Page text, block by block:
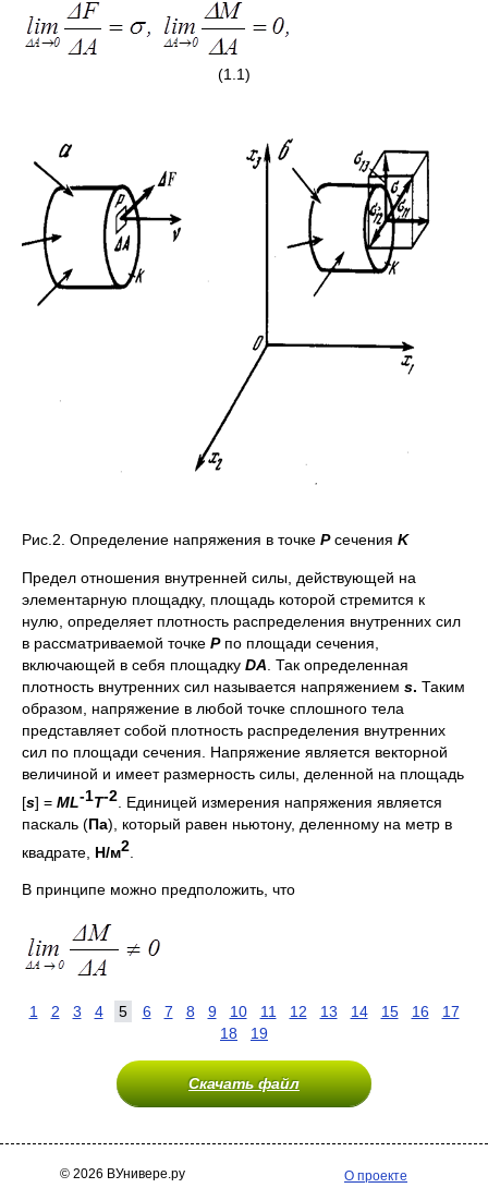
(1.1)
Рис.2. Определение напряжения в точке Pсечения K
Предел отношения внутренней силы, действующей на
элементарную площадку, площадь которой стремится к
нулю, определяет плотность распределения внутренних сил
в рассматриваемой точке Pпо площади сечения,
включающей в себя площадку DA . Так определенная
плотность внутренних сил называется напряжением s. Таким
образом, напряжение в любой точке сплошного тела
представляет собой плотность распределения внутренних
сил по площади сечения. Напряжение является векторной
величиной и имеет размерность силы, деленной на площадь
[s] = ML-1T-2 . Единицей измерения напряжения является
паскаль (Па), который равен ньютону, деленному на метр в
квадрате, Н/м2
В принципе можно предположить, что
1 2 3 4 5 6 7 8 9 10 11 12 13 14 15 16
17
18
19
Скачать файл
© 2026 ВУнивере.ру О проекте